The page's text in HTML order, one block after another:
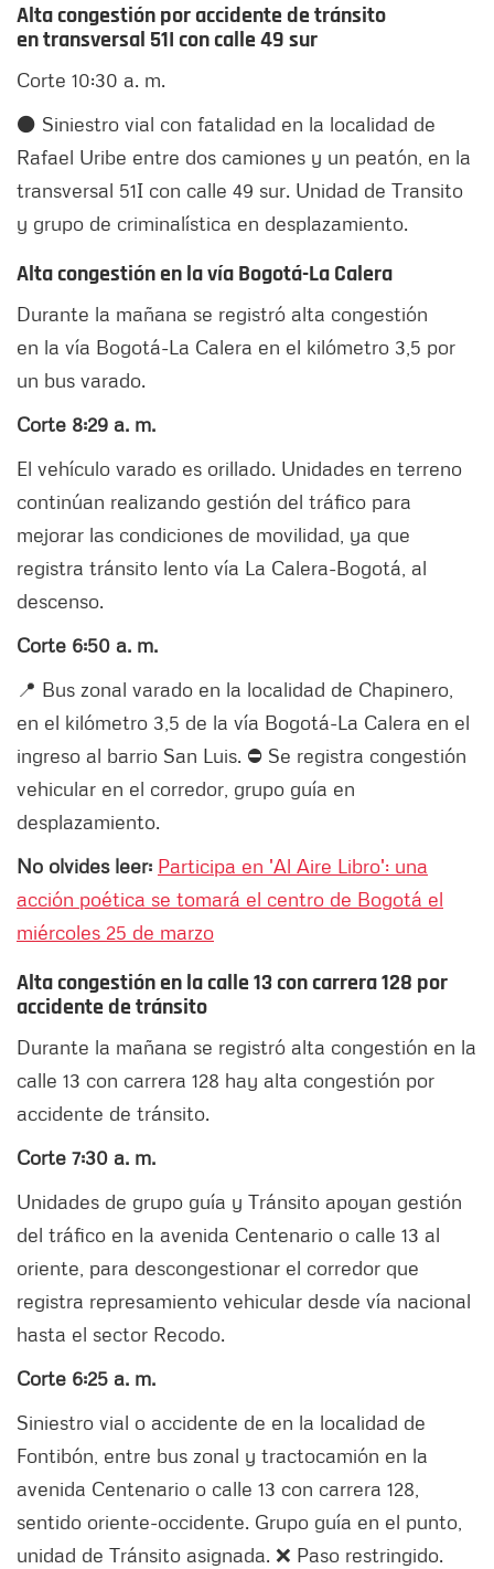
Alta congestión por accidente de tránsito
en transversal 51I con calle 49 sur
Corte 10:30 a. m.
⚫ Siniestro vial con fatalidad en la localidad de
Rafael Uribe entre dos camiones y un peatón, en la
transversal 51I con calle 49 sur. Unidad de Transito
y grupo de criminalística en desplazamiento.
Alta congestión en la vía Bogotá-La Calera
Durante la mañana se registró alta congestión
en la vía Bogotá-La Calera en el kilómetro 3,5 por
un bus varado.
Corte 8:29 a. m.
El vehículo varado es orillado. Unidades en terreno
continúan realizando gestión del tráfico para
mejorar las condiciones de movilidad, ya que
registra tránsito lento vía La Calera-Bogotá, al
descenso.
Corte 6:50 a. m.
📍 Bus zonal varado en la localidad de Chapinero,
en el kilómetro 3,5 de la vía Bogotá-La Calera en el
ingreso al barrio San Luis. ⛔ Se registra congestión
vehicular en el corredor, grupo guía en
desplazamiento.
No olvides leer: Participa en 'Al Aire Libro': una
acción poética se tomará el centro de Bogotá el
miércoles 25 de marzo
Alta congestión en la calle 13 con carrera 128 por
accidente de tránsito
Durante la mañana se registró alta congestión en la
calle 13 con carrera 128 hay alta congestión por
accidente de tránsito.
Corte 7:30 a. m.
Unidades de grupo guía y Tránsito apoyan gestión
del tráfico en la avenida Centenario o calle 13 al
oriente, para descongestionar el corredor que
registra represamiento vehicular desde vía nacional
hasta el sector Recodo.
Corte 6:25 a. m.
Siniestro vial o accidente de en la localidad de
Fontibón, entre bus zonal y tractocamión en la
avenida Centenario o calle 13 con carrera 128,
sentido oriente-occidente. Grupo guía en el punto,
unidad de Tránsito asignada. ❌ Paso restringido.